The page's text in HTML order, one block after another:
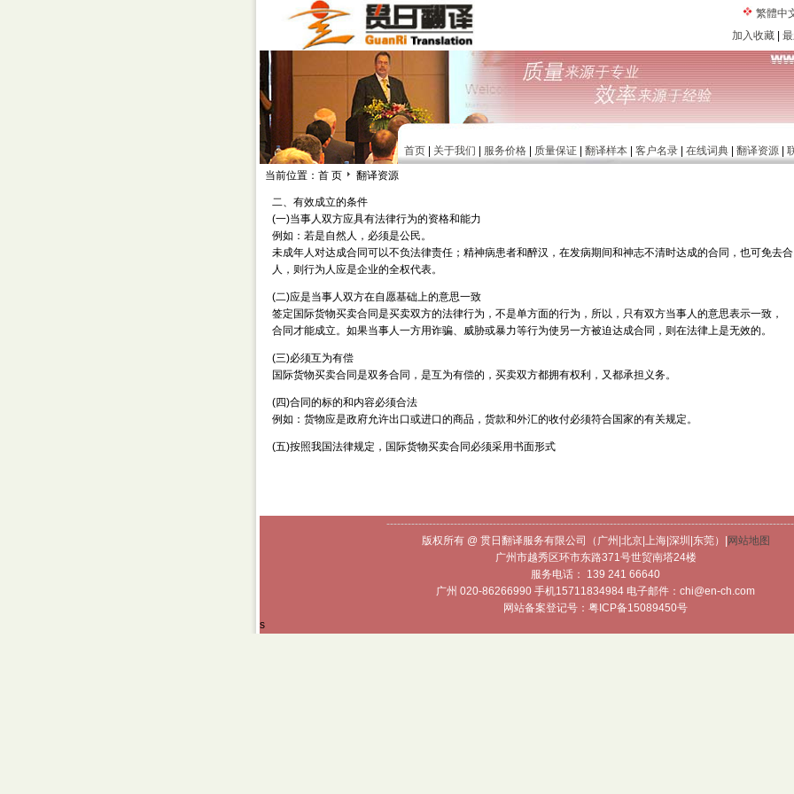
繁體中
加入收藏
首页 关于我们 服务价格 质量保证 翻译样本 客户名录 在线词典 翻译资源
当前位置：首 页
翻译资源
二、有效成立的条件
(一)当事人双方应具有法律行为的资格和能力
例如：若是自然人，必须是公民。
未成年人对达成合同可以不负法律责任；精神病患者和醉汉，在发病期间和神志不清时达成的合同，也可免去
人，则行为人应是企业的全权代表。
(二)应是当事人双方在自愿基础上的意思一致
签定国际货物买卖合同是买卖双方的法律行为，不是单方面的行为，所以，只有双方当事人的意思表示一致，
合同才能成立。如果当事人一方用诈骗、威胁或暴力等行为使另一方被迫达成合同，则在法律上是无效的。
(三)必须互为有偿
国际货物买卖合同是双务合同，是互为有偿的，买卖双方都拥有权利，又都承担义务。
(四)合同的标的和内容必须合法
例如：货物应是政府允许出口或进口的商品，货款和外汇的收付必须符合国家的有关规定。
(五)按照我国法律规定，国际货物买卖合同必须采用书面形式
版权所有 @ 贯日翻译服务有限公司（广州|北京|上海|深圳|东莞）|
网站地图
广州市越秀区环市东路371号世贸南塔24楼
服务电话： 139 241 66640
广州 020-86266990 手机15711834984 电子邮件：chi@en-ch.com
网站备案登记号：粤ICP备15089450号
s